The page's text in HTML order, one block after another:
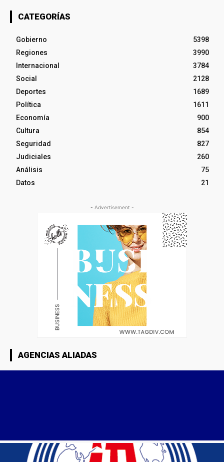
CATEGORÍAS
Gobierno
5398
Regiones
3990
Internacional
3784
Social
2128
Deportes
1689
Política
1611
Economía
900
Cultura
854
Seguridad
827
Judiciales
260
Análisis
75
Datos
21
- Advertisement -
AGENCIAS ALIADAS